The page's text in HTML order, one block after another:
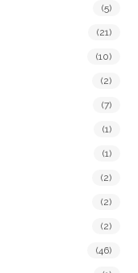
(5)
(21)
(10)
(2)
(7)
(1)
(1)
(2)
(2)
(2)
(46)